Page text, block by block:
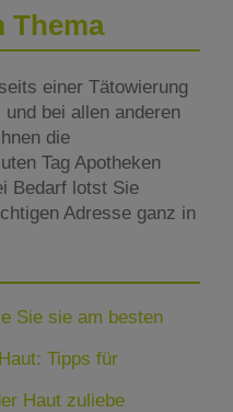
Thema
einer Tätowierung
bei allen anderen
die
Tag Apotheken
Bedarf lotst Sie
Adresse ganz in
Sie sie am besten
Tipps für
Haut zuliebe